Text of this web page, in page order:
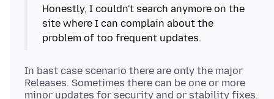
Honestly, I couldn't search anymore on the
site where I can complain about the
In bast case scenario there are only the major
Releases. Sometimes there can be one or more